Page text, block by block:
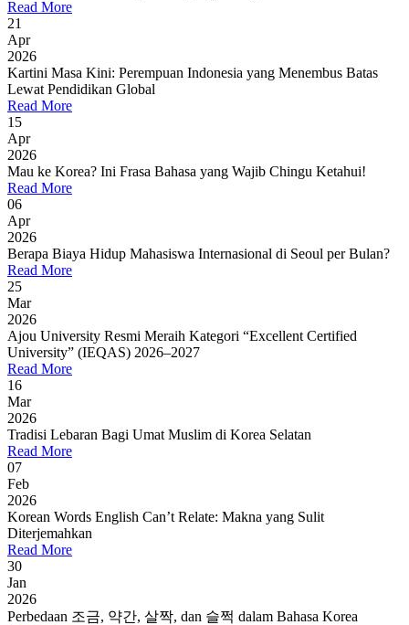
Read More
21
Apr
2026
Kartini Masa Kini: Perempuan Indonesia yang Menembus Batas
Lewat Pendidikan Global
Read More
15
Apr
2026
Mau ke Korea? Ini Frasa Bahasa yang Wajib Chingu Ketahui!
Read More
06
Apr
2026
Berapa Biaya Hidup Mahasiswa Internasional di Seoul per Bulan?
Read More
25
Mar
2026
Ajou University Resmi Meraih Kategori “Excellent Certified
University” (IEQAS) 2026–2027
Read More
16
Mar
2026
Tradisi Lebaran Bagi Umat Muslim di Korea Selatan
Read More
07
Feb
2026
Korean Words English Can’t Relate: Makna yang Sulit
Diterjemahkan
Read More
30
Jan
2026
Perbedaan 조금, 약간, 살짝, dan 슬쩍 dalam Bahasa Korea